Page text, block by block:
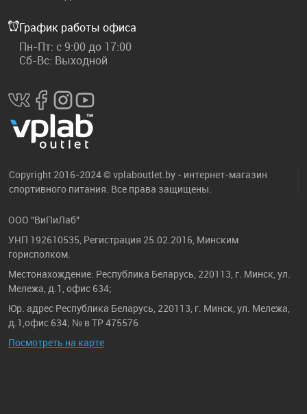
График работы офиса
Пн-Пт: с 9:00 до 17:00
Сб-Вс: Выходной
Copyright 2016-2024 © vplaboutlet.by - интернет-магазин
спортивного питания. Все права защищены.
ООО "ВиПиЛаб"
УНП 192610535, Регистрация 25.02.2016, Минским
горисполком.
Местонахождение: Республика Беларусь, 220113, г. Минск, ул.
Мележа, д.1, офис 634;
Юр. адрес Республика Беларусь, 220113, г. Минск, ул. Мележа,
д.1,офис 634; № в ТР 475576
Посмотреть на карте